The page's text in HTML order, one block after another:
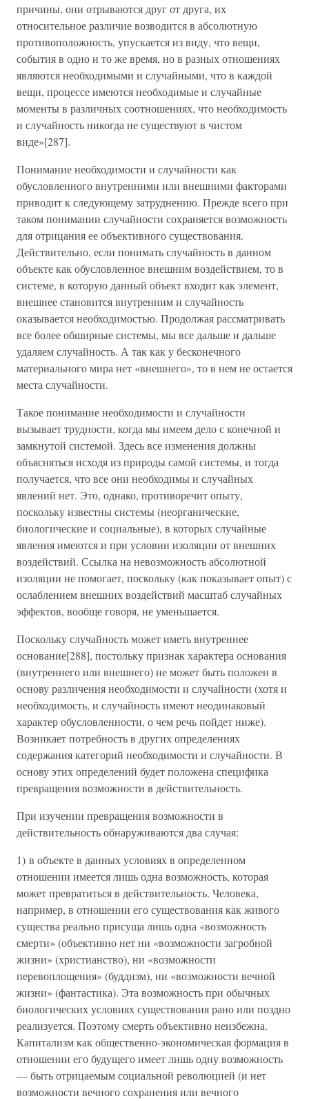
причины, они отрываются друг от друга, их
относительное различие возводится в абсолютную
противоположность, упускается из виду, что вещи,
события в одно и то же время, но в разных отношениях
являются необходимыми и случайными, что в каждой
вещи, процессе имеются необходимые и случайные
моменты в различных соотношениях, что необходимость
и случайность никогда не существуют в чистом
виде»[287].
Понимание необходимости и случайности как
обусловленного внутренними или внешними факторами
приводит к следующему затруднению. Прежде всего при
таком понимании случайности сохраняется возможность
для отрицания ее объективного существования.
Действительно, если понимать случайность в данном
объекте как обусловленное внешним воздействием, то в
системе, в которую данный объект входит как элемент,
внешнее становится внутренним и случайность
оказывается необходимостью. Продолжая рассматривать
все более обширные системы, мы все дальше и дальше
удаляем случайность. А так как у бесконечного
материального мира нет «внешнего», то в нем не остается
места случайности.
Такое понимание необходимости и случайности
вызывает трудности, когда мы имеем дело с конечной и
замкнутой системой. Здесь все изменения должны
объясняться исходя из природы самой системы, и тогда
получается, что все они необходимы и случайных
явлений нет. Это, однако, противоречит опыту,
поскольку известны системы (неорганические,
биологические и социальные), в которых случайные
явления имеются и при условии изоляции от внешних
воздействий. Ссылка на невозможность абсолютной
изоляции не помогает, поскольку (как показывает опыт) с
ослаблением внешних воздействий масштаб случайных
эффектов, вообще говоря, не уменьшается.
Поскольку случайность может иметь внутреннее
основание[288], постольку признак характера основания
(внутреннего или внешнего) не может быть положен в
основу различения необходимости и случайности (хотя и
необходимость, и случайность имеют неодинаковый
характер обусловленности, о чем речь пойдет ниже).
Возникает потребность в других определениях
содержания категорий необходимости и случайности. В
основу этих определений будет положена специфика
превращения возможности в действительность.
При изучении превращения возможности в
действительность обнаруживаются два случая:
1) в объекте в данных условиях в определенном
отношении имеется лишь одна возможность, которая
может превратиться в действительность. Человека,
например, в отношении его существования как живого
существа реально присуща лишь одна «возможность
смерти» (объективно нет ни «возможности загробной
жизни» (христианство), ни «возможности
перевоплощения» (буддизм), ни «возможности вечной
жизни» (фантастика). Эта возможность при обычных
биологических условиях существования рано или поздно
реализуется. Поэтому смерть объективно неизбежна.
Капитализм как общественно-экономическая формация в
отношении его будущего имеет лишь одну возможность
— быть отрицаемым социальной революцией (и нет
возможности вечного сохранения или вечного